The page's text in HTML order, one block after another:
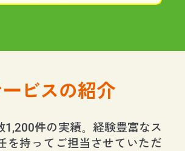
ビスの紹介
1,200件の実績。経験豊富なス
を持ってご担当させていただ